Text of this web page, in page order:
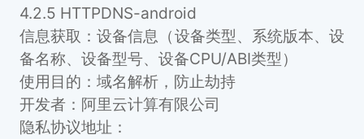
4.2.5 HTTPDNS-android
信息获取：设备信息（设备类型、系统版本、设
备名称、设备型号、设备CPU/ABI类型）
使用目的：域名解析，防止劫持
开发者：阿里云计算有限公司
隐私协议地址：